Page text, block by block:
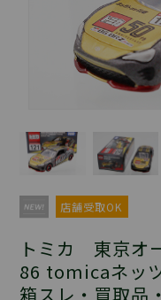
店舗受取OK
トミカ 東京オ
86 tomicaネッ
箱スレ・買取品